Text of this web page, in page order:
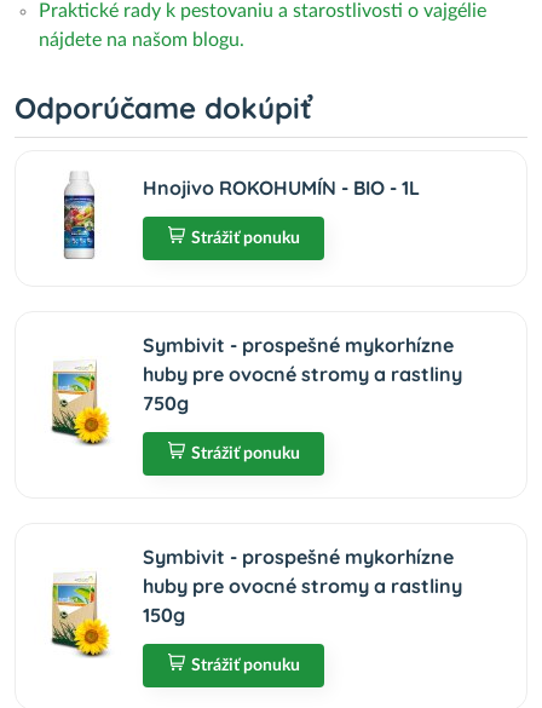
Praktické rady k pestovaniu a starostlivosti o vajgélie
nájdete na našom blogu.
Odporúčame dokúpiť
Hnojivo ROKOHUMÍN - BIO - 1L
Strážiť ponuku
Symbivit - prospešné mykorhízne
huby pre ovocné stromy a rastliny
750g
Strážiť ponuku
Symbivit - prospešné mykorhízne
huby pre ovocné stromy a rastliny
150g
Strážiť ponuku